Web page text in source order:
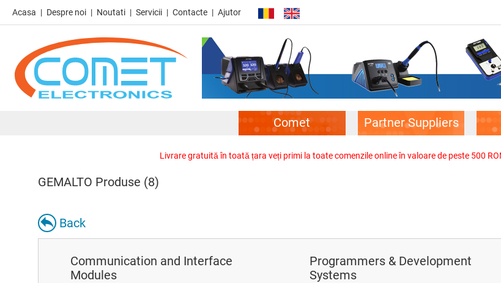
Acasa Despre noi Noutati Servicii Contacte Ajutor
Comet Partner Suppliers
Livrare gratuită în toată țara veți primi la toate comenzile online în valoare de peste 500
GEMALTO Produse (8)
Back
Communication and Interface
Modules
Programmers & Development
Systems